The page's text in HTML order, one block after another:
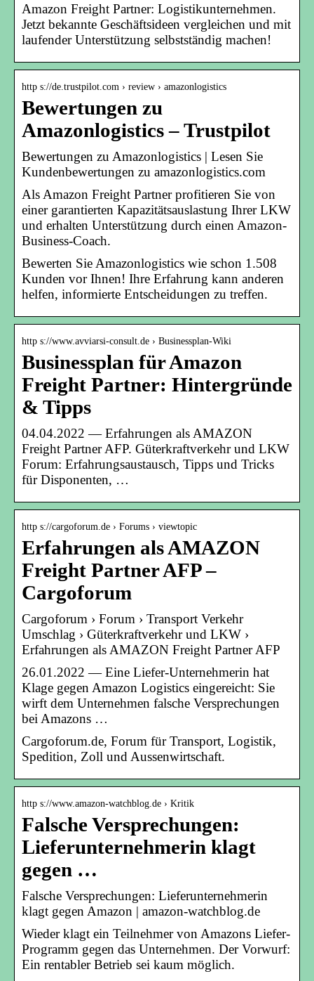
Amazon Freight Partner: Logistikunternehmen.
Jetzt bekannte Geschäftsideen vergleichen und mit
laufender Unterstützung selbstständig machen!
http s://de.trustpilot.com › review › amazonlogistics
Bewertungen zu
Amazonlogistics – Trustpilot
Bewertungen zu Amazonlogistics | Lesen Sie
Kundenbewertungen zu amazonlogistics.com
Als Amazon Freight Partner profitieren Sie von
einer garantierten Kapazitätsauslastung Ihrer LKW
und erhalten Unterstützung durch einen Amazon-
Business-Coach.
Bewerten Sie Amazonlogistics wie schon 1.508
Kunden vor Ihnen! Ihre Erfahrung kann anderen
helfen, informierte Entscheidungen zu treffen.
http s://www.avviarsi-consult.de › Businessplan-Wiki
Businessplan für Amazon
Freight Partner: Hintergründe
& Tipps
04.04.2022 — Erfahrungen als AMAZON
Freight Partner AFP. Güterkraftverkehr und LKW
Forum: Erfahrungsaustausch, Tipps und Tricks
für Disponenten, …
http s://cargoforum.de › Forums › viewtopic
Erfahrungen als AMAZON
Freight Partner AFP –
Cargoforum
Cargoforum › Forum › Transport Verkehr
Umschlag › Güterkraftverkehr und LKW ›
Erfahrungen als AMAZON Freight Partner AFP
26.01.2022 — Eine Liefer-Unternehmerin hat
Klage gegen Amazon Logistics eingereicht: Sie
wirft dem Unternehmen falsche Versprechungen
bei Amazons …
Cargoforum.de, Forum für Transport, Logistik,
Spedition, Zoll und Aussenwirtschaft.
http s://www.amazon-watchblog.de › Kritik
Falsche Versprechungen:
Lieferunternehmerin klagt
gegen …
Falsche Versprechungen: Lieferunternehmerin
klagt gegen Amazon | amazon-watchblog.de
Wieder klagt ein Teilnehmer von Amazons Liefer-
Programm gegen das Unternehmen. Der Vorwurf:
Ein rentabler Betrieb sei kaum möglich.